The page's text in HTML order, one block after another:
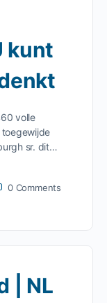
kunt
volle
toegewijde
sr. dit…
0 Comments
| NL